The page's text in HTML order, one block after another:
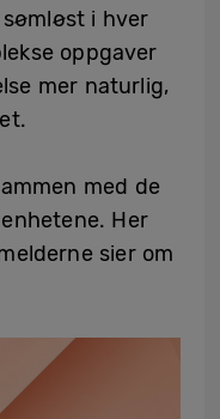
i hver
oppgaver
mer naturlig,
med de
Her
sier om